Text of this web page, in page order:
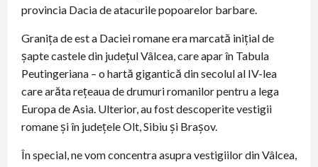
provincia Dacia de atacurile popoarelor barbare.
Granița de est a Daciei romane era marcată inițial de
șapte castele din județul Vâlcea, care apar în Tabula
Peutingeriana – o hartă gigantică din secolul al IV-lea
care arăta rețeaua de drumuri romanilor pentru a lega
Europa de Asia. Ulterior, au fost descoperite vestigii
romane și în județele Olt, Sibiu și Brașov.
În special, ne vom concentra asupra vestigiilor din Vâlcea,